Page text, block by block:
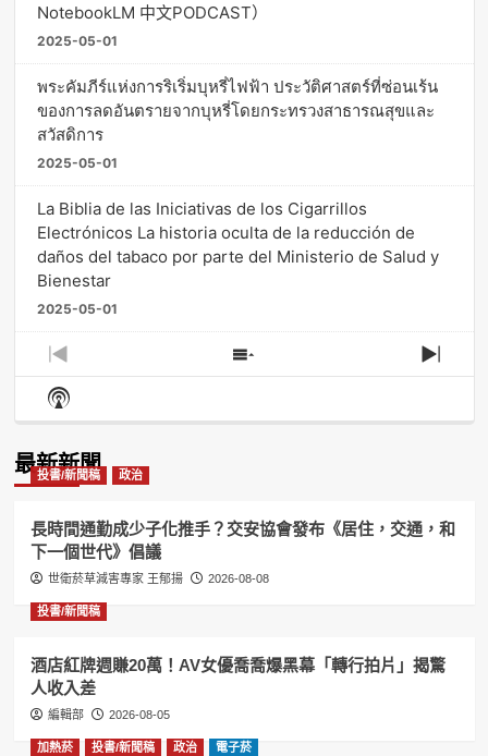
NotebookLM 中文PODCAST）
2025-05-01
พระคัมภีร์แห่งการริเริ่มบุหรี่ไฟฟ้า ประวัติศาสตร์ที่ซ่อนเร้น
ของการลดอันตรายจากบุหรี่โดยกระทรวงสาธารณสุขและ
สวัสดิการ
2025-05-01
La Biblia de las Iniciativas de los Cigarrillos
Electrónicos La historia oculta de la reducción de
daños del tabaco por parte del Ministerio de Salud y
Bienestar
2025-05-01
Previous
Episode
Show
Episodes
Next
Show
Podcast
最新新聞
投書/新聞稿 政治
長時間通勤成少子化推手？交安協會發布《居住，交通，和
下一個世代》倡議
世衛菸草減害專家 王郁揚 2026-08-08
投書/新聞稿
酒店紅牌週賺20萬！AV女優喬喬爆黑幕「轉行拍片」揭驚
人收入差
編輯部 2026-08-05
加熱菸 投書/新聞稿 政治 電子菸